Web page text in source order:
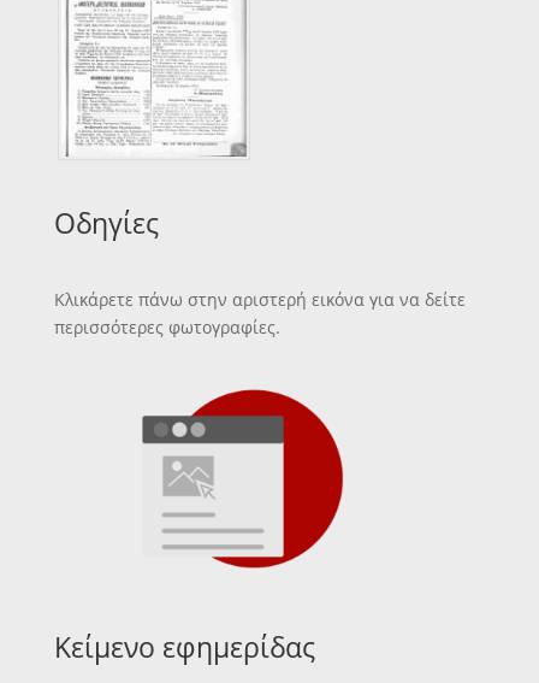
Οδηγίες
Κλικάρετε πάνω στην αριστερή εικόνα για να δείτε
περισσότερες φωτογραφίες.
Κείμενο εφημερίδας